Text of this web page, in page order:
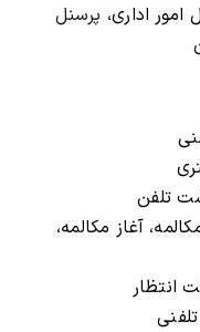
امور اداری، پرسنل
تلفن
آغاز مکالمه،
انتظار